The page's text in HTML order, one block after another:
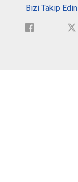
Bizi Takip Edin